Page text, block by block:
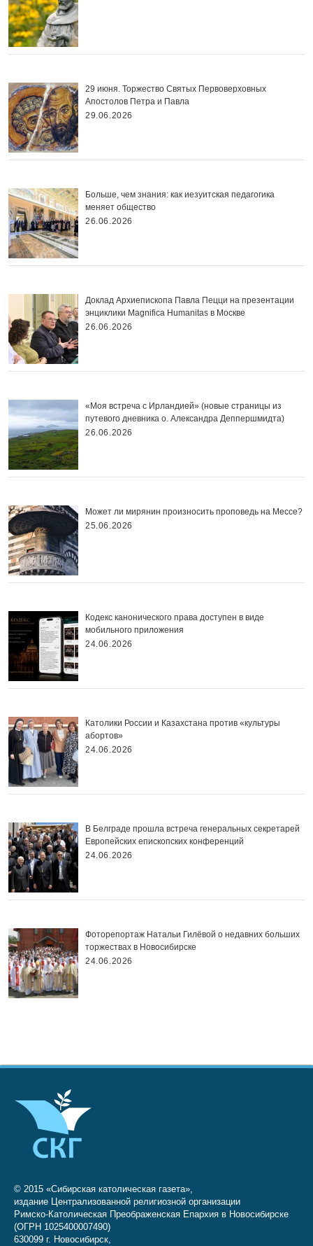
29 июня. Торжество Святых Первоверховных
Апостолов Петра и Павла
29.06.2026
Больше, чем знания: как иезуитская педагогика
меняет общество
26.06.2026
Доклад Архиепископа Павла Пецци на презентации
энциклики Magnifica Нumanitas в Москве
26.06.2026
«Моя встреча с Ирландией» (новые страницы из
путевого дневника о. Александра Деппершмидта)
26.06.2026
Может ли мирянин произносить проповедь на Мессе?
25.06.2026
Кодекс канонического права доступен в виде
мобильного приложения
24.06.2026
Католики России и Казахстана против «культуры
абортов»
24.06.2026
В Белграде прошла встреча генеральных секретарей
Европейских епископских конференций
24.06.2026
Фоторепортаж Натальи Гилёвой о недавних больших
торжествах в Новосибирске
24.06.2026
© 2015 «Сибирская католическая газета»,
издание Централизованной религиозной организации
Римско-Католическая Преображенская Епархия в Новосибирске
(ОГРН 1025400007490)
630099 г. Новосибирск,